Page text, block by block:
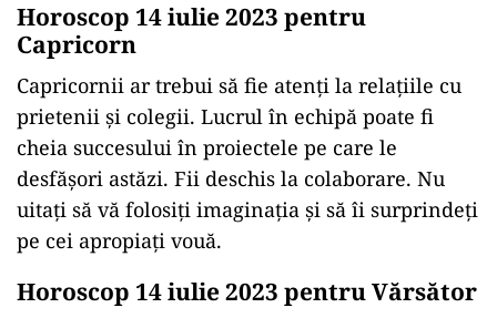
Horoscop 14 iulie 2023 pentru
Capricorn
Capricornii ar trebui să fie atenţi la relațiile cu
prietenii și colegii. Lucrul în echipă poate fi
cheia succesului în proiectele pe care le
desfășori astăzi. Fii deschis la colaborare. Nu
uitaţi să vă folosiţi imaginaţia şi să îi surprindeţi
pe cei apropiați vouă.
Horoscop 14 iulie 2023 pentru Vărsător